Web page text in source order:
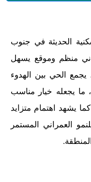
منظم وموقع يسهل
يجمع الحي بين الهدوء
ما يجعله خيار مناسب
يشهد اهتمام متزايد
العمراني المستمر